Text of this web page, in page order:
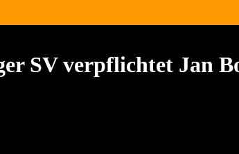
SV verpflichtet Jan